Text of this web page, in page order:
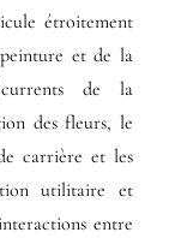
étroitement
et de la
de la
des fleurs, le
carrière et les
utilitaire et
entre